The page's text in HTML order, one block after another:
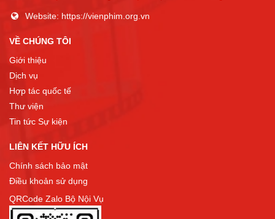
Website: https://vienphim.org.vn
VỀ CHÚNG TÔI
Giới thiệu
Dịch vụ
Hợp tác quốc tế
Thư viện
Tin tức Sự kiện
LIÊN KẾT HỮU ÍCH
Chính sách bảo mật
Điều khoản sử dụng
QRCode Zalo Bộ Nội Vụ